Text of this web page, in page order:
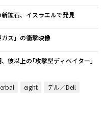
鉱石、イスラエルで発見
ス」の衝撃映像
彼以上の｢攻撃型ディベイター｣
eight
デル／Dell